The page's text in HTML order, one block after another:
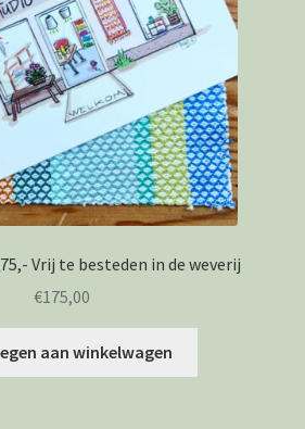
Vrij te besteden in de weverij
€175,00
aan winkelwagen